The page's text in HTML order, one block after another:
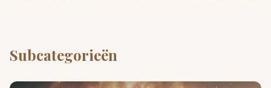
Subcategorieën